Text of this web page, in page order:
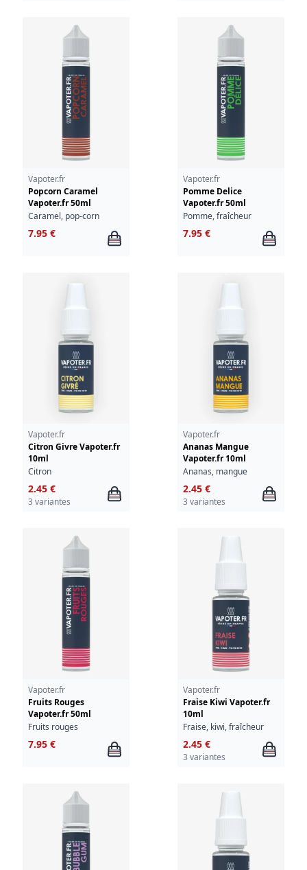
Vapoter.fr
Popcorn Caramel
Vapoter.fr 50ml
Caramel, pop-corn
7.95 €
Vapoter.fr
Pomme Delice
Vapoter.fr 50ml
Pomme, fraîcheur
7.95 €
Vapoter.fr
Citron Givre Vapoter.fr
10ml
Citron
2.45 €
3 variantes
Vapoter.fr
Ananas Mangue
Vapoter.fr 10ml
Ananas, mangue
2.45 €
3 variantes
Vapoter.fr
Fruits Rouges
Vapoter.fr 50ml
Fruits rouges
7.95 €
Vapoter.fr
Fraise Kiwi Vapoter.fr
10ml
Fraise, kiwi, fraîcheur
2.45 €
3 variantes